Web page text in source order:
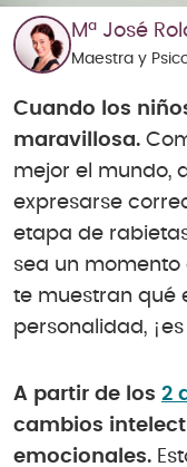
Mª José
Maestra y
Cuando los
maravillosa.
mejor el mundo,
expresarse
etapa de
sea un momento
te muestran qué
personalidad,
A partir de los 2
cambios
emocionales.